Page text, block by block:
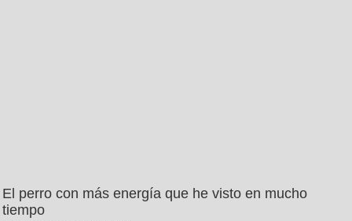
El perro con más energía que he visto en mucho
tiempo